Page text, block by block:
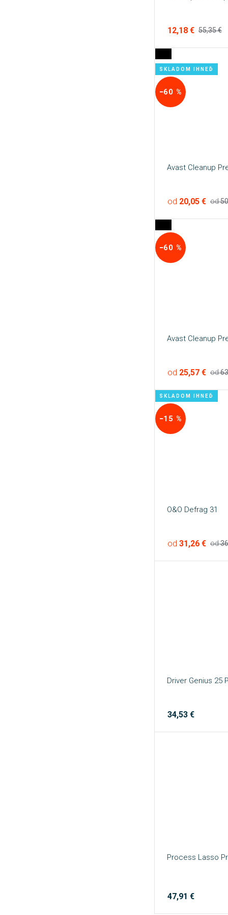
55,35 €
12,18 €
SKLADOM IHNEĎ
−60 %
Avast Cleanup
od
od 20,05 €
−60 %
Avast Cleanup
od
od 25,57 €
SKLADOM IHNEĎ
−15 %
O&O Defrag 31
od
od 31,26 €
Driver Genius 25
34,53 €
Process Lasso
47,91 €